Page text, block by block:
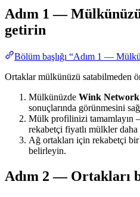
Adım 1 —
getirin
Bölüm başlığı “Adım 1 —
Ortaklar mülkünüzü satabilmeden
Mülkünüzde Wink Network
sonuçlarında görünmesini
Mülk profilinizi tamamlayın
rekabetçi fiyatlı mülkler
Ağ ortakları için rekabetçi bir
belirleyin.
Adım 2 — Ortakları